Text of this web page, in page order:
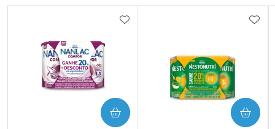
ADICIONAR AOS FAVORITOS
COMPRAR COMPRAR